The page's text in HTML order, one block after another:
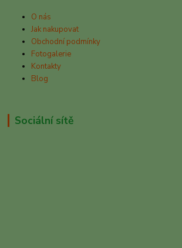
O nás
Jak nakupovat
Obchodní podmínky
Fotogalerie
Kontakty
Blog
Sociální sítě